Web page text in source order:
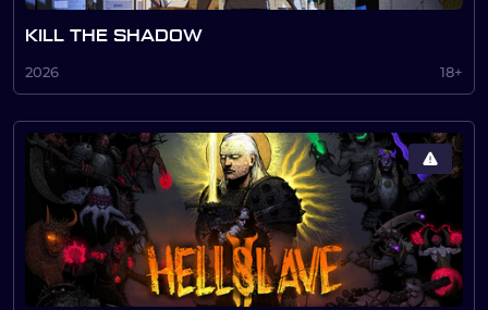
KILL THE SHADOW
2026 18+